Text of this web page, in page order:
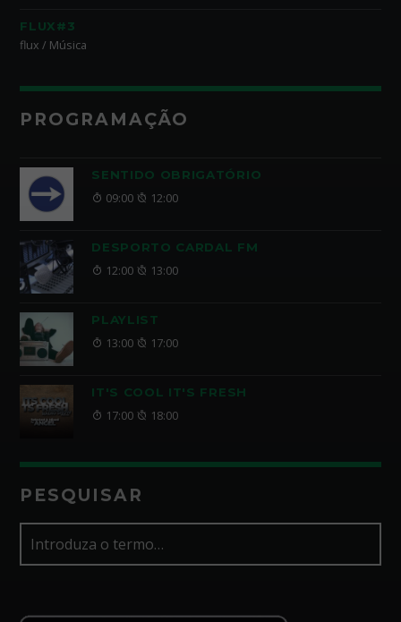
FLUX#3
flux / Música
PROGRAMAÇÃO
SENTIDO OBRIGATÓRIO
09:00 12:00
DESPORTO CARDAL FM
12:00 13:00
PLAYLIST
13:00 17:00
IT'S COOL IT'S FRESH
17:00 18:00
PESQUISAR